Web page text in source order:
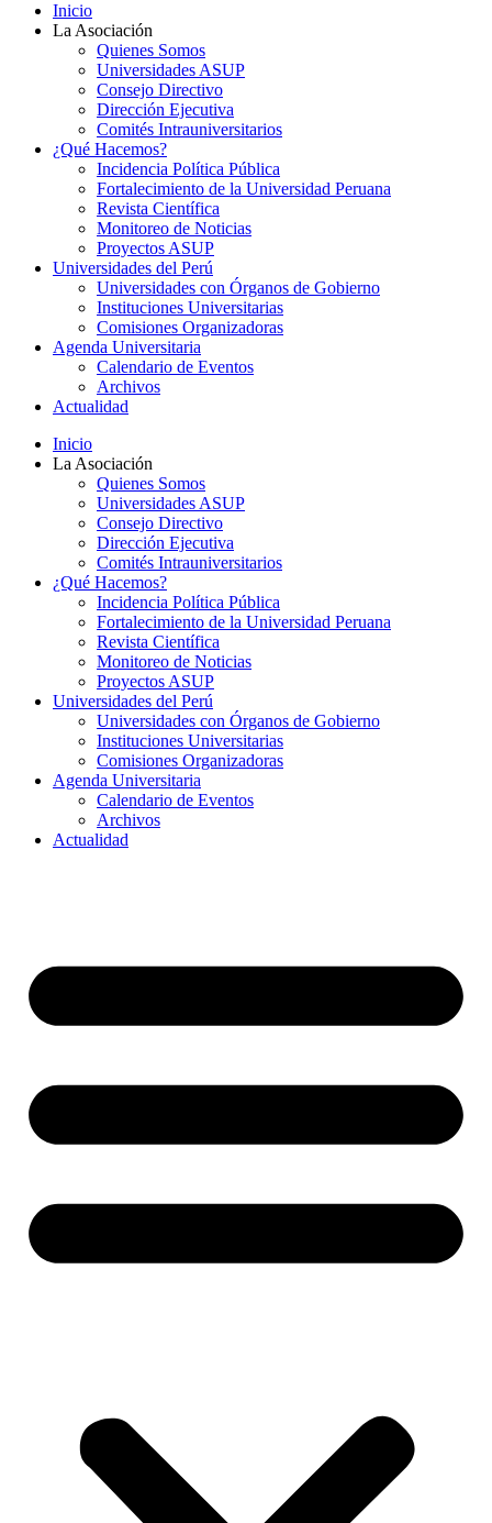
Inicio
La Asociación
Quienes Somos
Universidades ASUP
Consejo Directivo
Dirección Ejecutiva
Comités Intrauniversitarios
¿Qué Hacemos?
Incidencia Política Pública
Fortalecimiento de la Universidad Peruana
Revista Científica
Monitoreo de Noticias
Proyectos ASUP
Universidades del Perú
Universidades con Órganos de Gobierno
Instituciones Universitarias
Comisiones Organizadoras
Agenda Universitaria
Calendario de Eventos
Archivos
Actualidad
Inicio
La Asociación
Quienes Somos
Universidades ASUP
Consejo Directivo
Dirección Ejecutiva
Comités Intrauniversitarios
¿Qué Hacemos?
Incidencia Política Pública
Fortalecimiento de la Universidad Peruana
Revista Científica
Monitoreo de Noticias
Proyectos ASUP
Universidades del Perú
Universidades con Órganos de Gobierno
Instituciones Universitarias
Comisiones Organizadoras
Agenda Universitaria
Calendario de Eventos
Archivos
Actualidad